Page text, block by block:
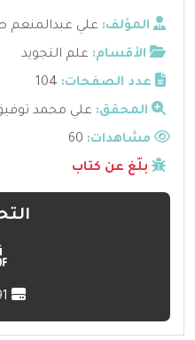
المؤلف: علي عبدالمنعم
الأقسام: علم التجويد
عدد الصفحات: 104
المحقق: علي محمد
مشاهدات:
بلّغ عن كتاب